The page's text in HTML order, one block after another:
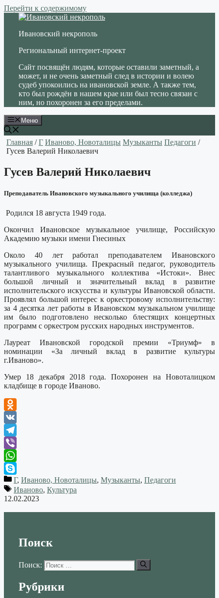
Перейти к содержимому
Ивановский некрополь
Региональный интернет-проект
Сайт посвящён людям, которые оставили заметный, а
может, и не очень заметный след в истории и волею
судеб упокоились на ивановской земле. А также тем,
кто был рождён в нашем крае или был тесно связан с
ним, но похоронен за его пределами.
Меню
Главная /Г Иваново, Новоталицы Музыканты Педагоги /
Гусев Валерий Николаевич
Гусев Валерий Николаевич
Преподаватель Ивановского музыкального училища (колледжа)
Родился 18 августа 1949 года.
Окончил Ивановское музыкальное училище, Российскую
Академию музыки имени Гнесиных
Около 40 лет работал преподавателем Ивановского
музыкального училища. Прекрасный педагог, руководитель
талантливого музыкального коллектива «Истоки». Внес
большой личный и значительный вклад в развитие
исполнительского искусства и культуры Ивановской области.
Проявлял большой интерес к оркестровому исполнительству:
за 4 десятка лет работы в Ивановском музыкальном училище
им было подготовлено несколько блестящих концертных
программ с оркестром русских народных инструментов.
Лауреат Ивановской городской премии «Триумф» в
номинации «За личный вклад в развитие культуры
г.Иваново».
Умер 18 декабря 2018 года. Похоронен на Новоталицком
кладбище в городе Иваново.
Odnoklassniki
VK
Telegram
Viber
WhatsApp
Skype
Г, Иваново, Новоталицы, Музыканты, Педагоги
Иваново, Культура
12.02.2023
Поиск
Поиск:
Рубрики